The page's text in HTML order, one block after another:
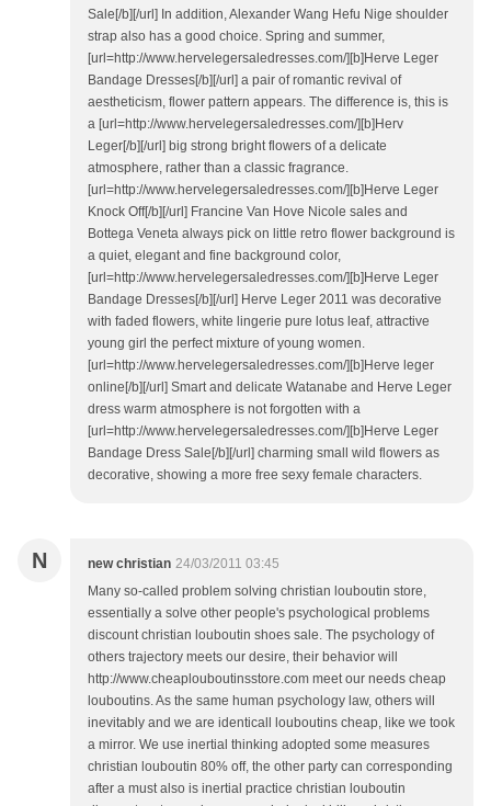
Sale[/b][/url] In addition, Alexander Wang Hefu Nige shoulder
strap also has a good choice. Spring and summer,
[url=http://www.hervelegersaledresses.com/][b]Herve Leger
Bandage Dresses[/b][/url] a pair of romantic revival of
aestheticism, flower pattern appears. The difference is, this is
a [url=http://www.hervelegersaledresses.com/][b]Herv
Leger[/b][/url] big strong bright flowers of a delicate
atmosphere, rather than a classic fragrance.
[url=http://www.hervelegersaledresses.com/][b]Herve Leger
Knock Off[/b][/url] Francine Van Hove Nicole sales and
Bottega Veneta always pick on little retro flower background is
a quiet, elegant and fine background color,
[url=http://www.hervelegersaledresses.com/][b]Herve Leger
Bandage Dresses[/b][/url] Herve Leger 2011 was decorative
with faded flowers, white lingerie pure lotus leaf, attractive
young girl the perfect mixture of young women.
[url=http://www.hervelegersaledresses.com/][b]Herve leger
online[/b][/url] Smart and delicate Watanabe and Herve Leger
dress warm atmosphere is not forgotten with a
[url=http://www.hervelegersaledresses.com/][b]Herve Leger
Bandage Dress Sale[/b][/url] charming small wild flowers as
decorative, showing a more free sexy female characters.
N new christian 24/03/2011 03:45
Many so-called problem solving christian louboutin store,
essentially a solve other people's psychological problems
discount christian louboutin shoes sale. The psychology of
others trajectory meets our desire, their behavior will
http://www.cheaplouboutinsstore.com meet our needs cheap
louboutins. As the same human psychology law, others will
inevitably and we are identicall louboutins cheap, like we took
a mirror. We use inertial thinking adopted some measures
christian louboutin 80% off, the other party can corresponding
after a must also is inertial practice christian louboutin